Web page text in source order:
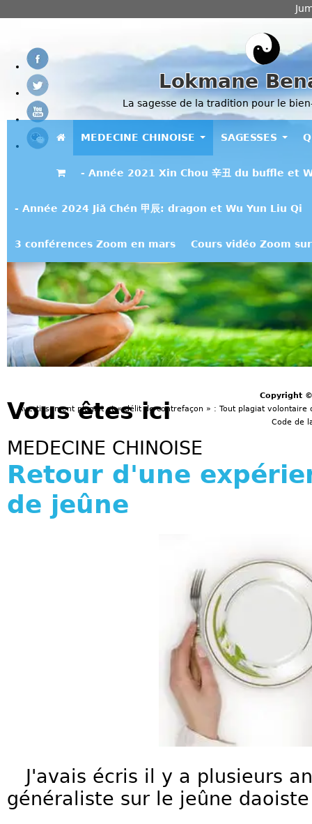
Lokmane
La sagesse de la tradition pour le
MEDECINE CHINOISE SAGESSES
- Année 2021 Xin Chou 辛丑 du buffle et
- Année 2024 Jiǎ Chén 甲辰: dragon et Wu Yun Liu Qi
3 conférences Zoom en mars Cours vidéo Zoom
Vous êtes ici
MEDECINE CHINOISE
Retour d'une
de jeûne
J'avais écris il y a plusieurs
généraliste sur le jeûne
Copyright
Avertissement plagiat et « délit de contrefaçon » : Tout plagiat
Code de